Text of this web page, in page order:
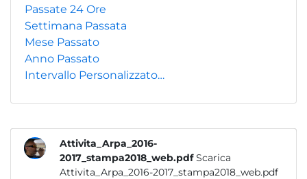
Passate 24 Ore
Settimana Passata
Mese Passato
Anno Passato
Intervallo Personalizzato…
Attivita_Arpa_2016-
2017_stampa2018_web.pdf Scarica
Attivita_Arpa_2016-2017_stampa2018_web.pdf